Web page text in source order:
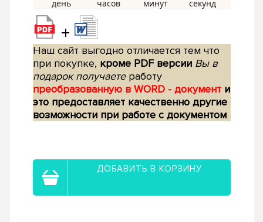
+
Наш сайт выгодно отличается тем что
при покупке, кроме PDF версии Вы в
подарок получаетеработу
преобразованную в WORD - документ и
это предоставляет качественно другие
возможности при работе с документом
ДОБАВИТЬ В КОРЗИНУ